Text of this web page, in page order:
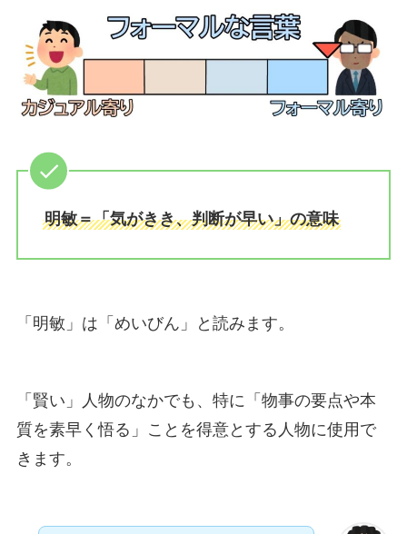
明敏＝「気がきき、判断が早い」の意味
「明敏」は「めいびん」と読みます。
「賢い」人物のなかでも、特に「物事の要点や本
質を素早く悟る」ことを得意とする人物に使用で
きます。